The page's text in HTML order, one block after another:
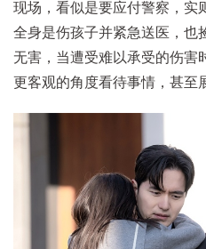
现场，看似是要应付警察，实
全身是伤孩子并紧急送医，也
无害，当遭受难以承受的伤害
更客观的角度看待事情，甚至